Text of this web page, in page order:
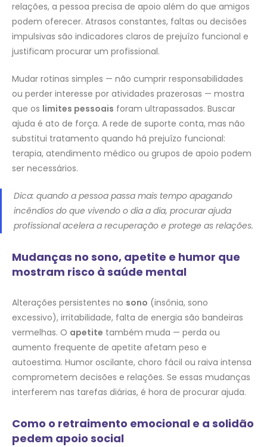
relações, a pessoa precisa de apoio além do que amigos
podem oferecer. Atrasos constantes, faltas ou decisões
impulsivas são indicadores claros de prejuízo funcional e
justificam procurar um profissional.
Mudar rotinas simples — não cumprir responsabilidades
ou perder interesse por atividades prazerosas — mostra
que os limites pessoais foram ultrapassados. Buscar
ajuda é ato de força. A rede de suporte conta, mas não
substitui tratamento quando há prejuízo funcional:
terapia, atendimento médico ou grupos de apoio podem
ser necessários.
Dica: quando a pessoa passa mais tempo apagando
incêndios do que vivendo o dia a dia, procurar ajuda
profissional acelera a recuperação e protege as relações.
Mudanças no sono, apetite e humor que
mostram risco à saúde mental
Alterações persistentes no sono (insônia, sono
excessivo), irritabilidade, falta de energia são bandeiras
vermelhas. O apetite também muda — perda ou
aumento frequente de apetite afetam peso e
autoestima. Humor oscilante, choro fácil ou raiva intensa
comprometem decisões e relações. Se essas mudanças
interferem nas tarefas diárias, é hora de procurar ajuda.
Como o retraimento emocional e a solidão
pedem apoio social